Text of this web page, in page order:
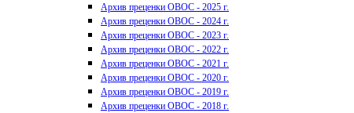
Архив преценки ОВОС - 2025 г.
Архив преценки ОВОС - 2024 г.
Архив преценки ОВОС - 2023 г.
Архив преценки ОВОС - 2022 г.
Архив преценки ОВОС - 2021 г.
Архив преценки ОВОС - 2020 г.
Архив преценки ОВОС - 2019 г.
Архив преценки ОВОС - 2018 г.